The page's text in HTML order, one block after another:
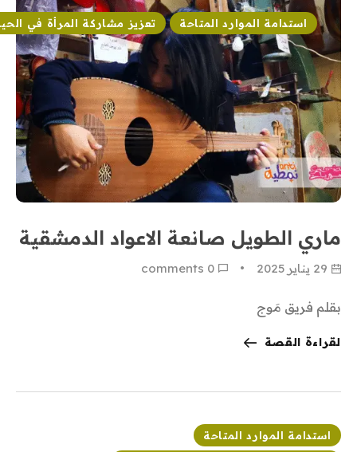
استدامة الموارد المتاحة تعزيز مشاركة المرأة في
ماري الطويل صانعة الاعواد الدمشقية
29 يناير 2025 0
بقلم فريق مَوج
لقراءة القصة
استدامة الموارد المتاحة